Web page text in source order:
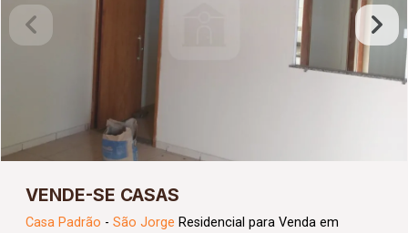
VENDE-SE CASAS
Casa Padrão - São Jorge Residencial para Venda em